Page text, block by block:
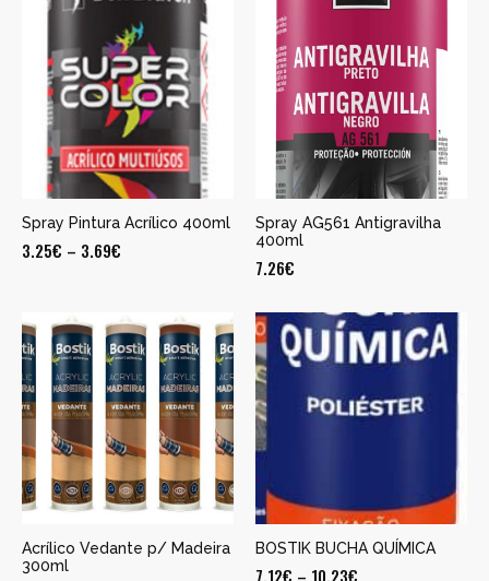
Spray Pintura Acrílico 400ml
3.25€ – 3.69€
Spray AG561 Antigravilha
400ml
7.26€
Acrílico Vedante p/ Madeira
300ml
BOSTIK BUCHA QUÍMICA
7.12€ – 10.23€